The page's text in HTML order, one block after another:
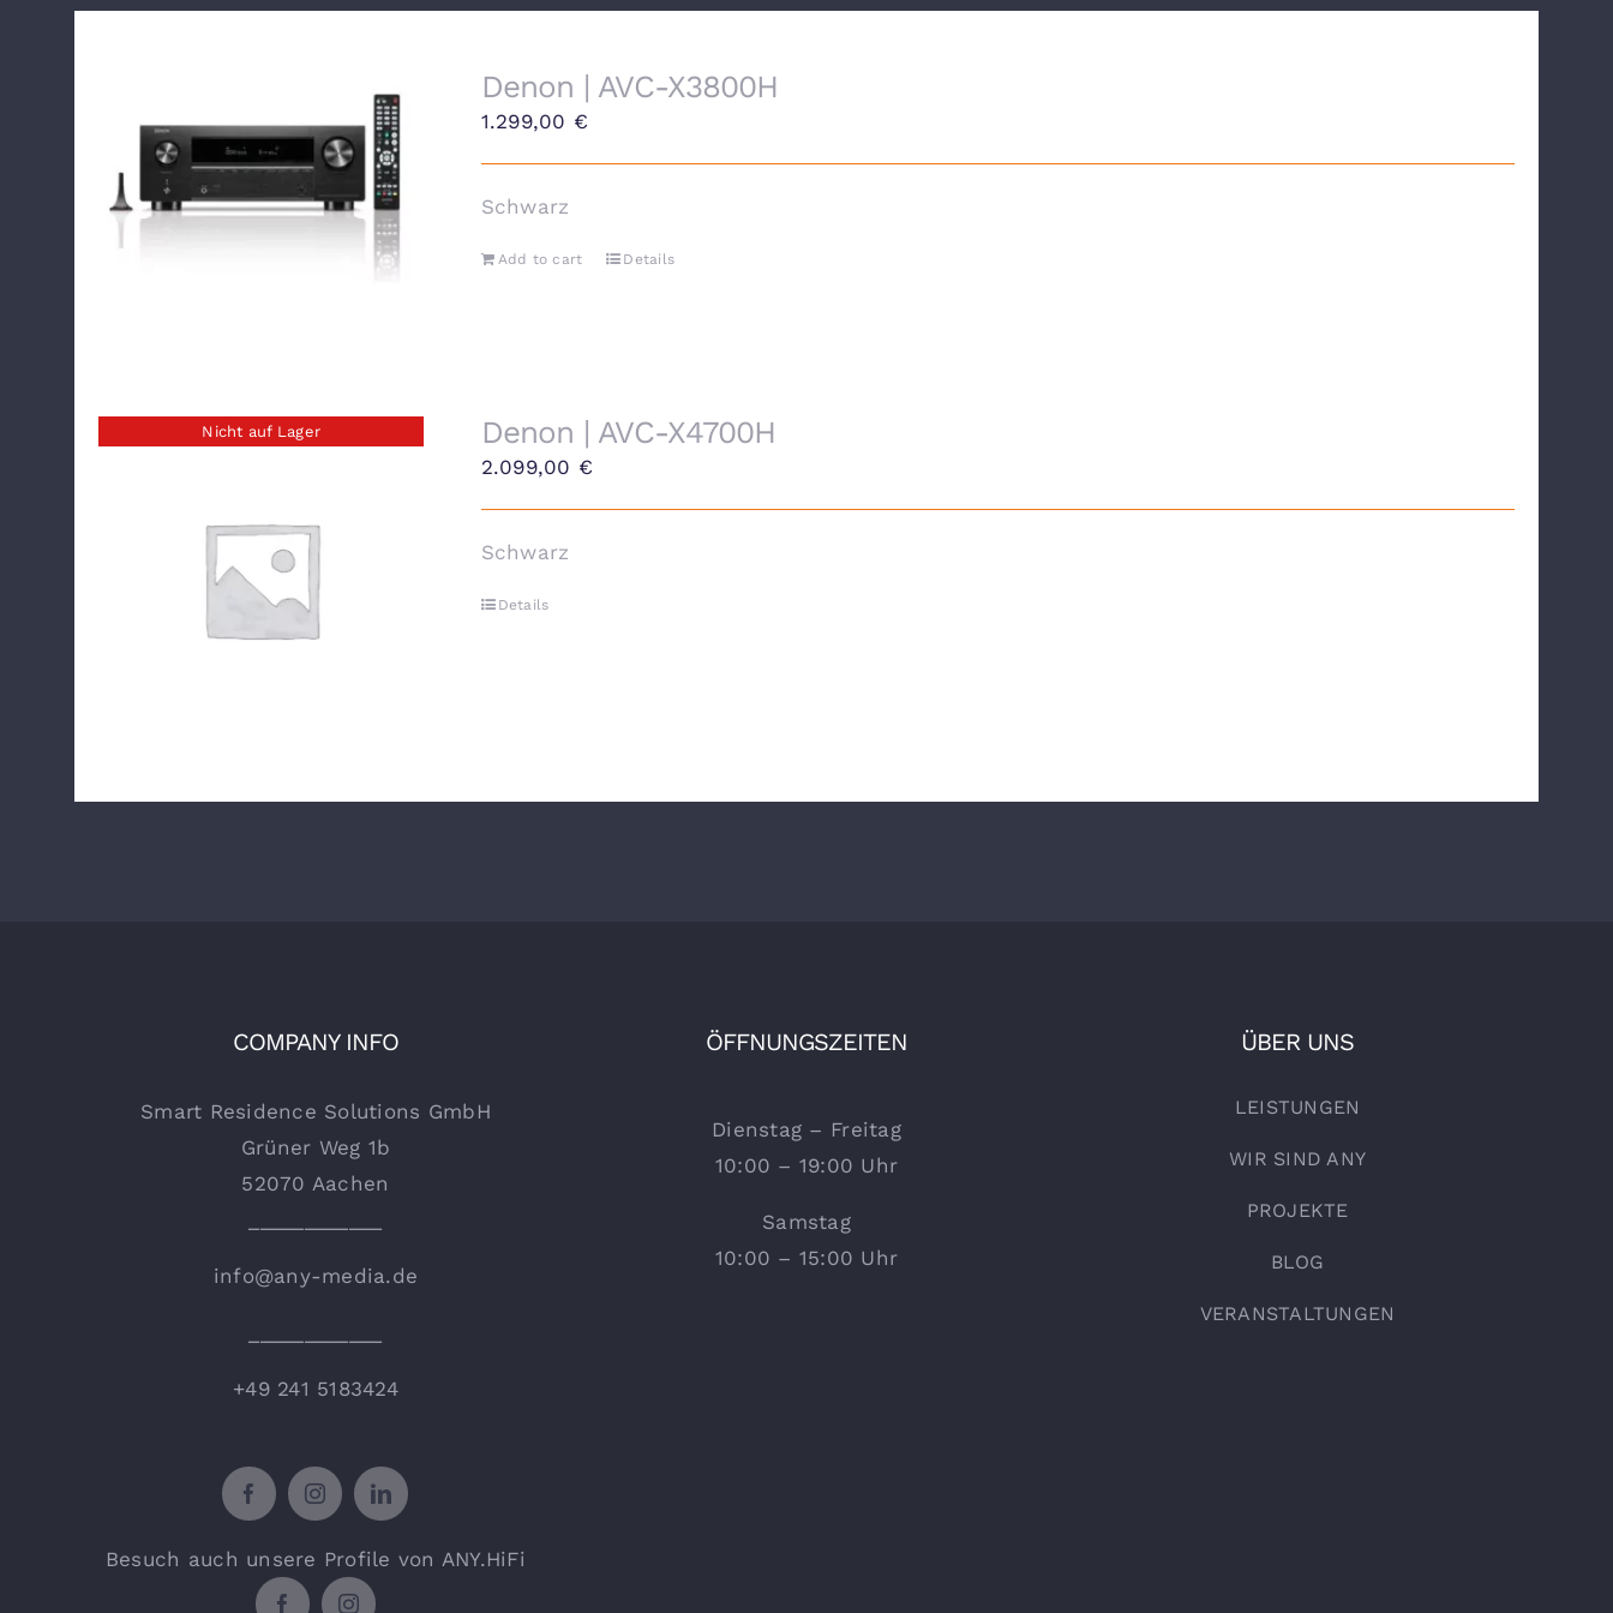
Denon | AVC-X3800H
1.299,00 €
Schwarz
Add to cart Details
Nicht auf Lager Denon | AVC-X4700H
2.099,00 €
Schwarz
Details
COMPANY INFO
Smart Residence Solutions GmbH
Grüner Weg 1b
52070 Aachen
info@any-media.de
+49 241 5183424
Besuch auch unsere Profile von ANY.HiFi
ÖFFNUNGSZEITEN
Dienstag – Freitag
10:00 – 19:00 Uhr
Samstag
10:00 – 15:00 Uhr
ÜBER UNS
LEISTUNGEN
WIR SIND ANY
PROJEKTE
BLOG
VERANSTALTUNGEN